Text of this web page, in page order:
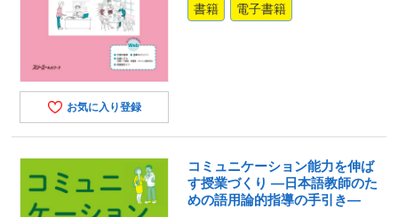
お気に入り登録
書籍 電子書籍
コミュニケーション能力を伸ば
す授業づくり ―日本語教師のた
めの語用論的指導の手引き―